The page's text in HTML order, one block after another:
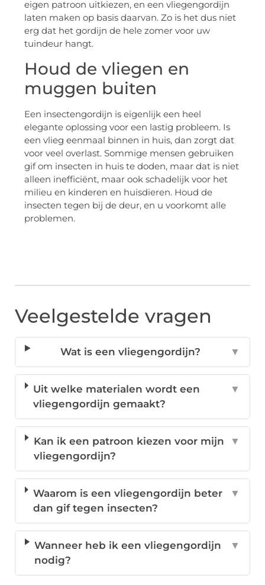
eigen patroon uitkiezen, en een vliegengordijn
laten maken op basis daarvan. Zo is het dus niet
erg dat het gordijn de hele zomer voor uw
tuindeur hangt.
Houd de vliegen en
muggen buiten
Een insectengordijn is eigenlijk een heel
elegante oplossing voor een lastig probleem. Is
een vlieg eenmaal binnen in huis, dan zorgt dat
voor veel overlast. Sommige mensen gebruiken
gif om insecten in huis te doden, maar dat is niet
alleen inefficiënt, maar ook schadelijk voor het
milieu en kinderen en huisdieren. Houd de
insecten tegen bij de deur, en u voorkomt alle
problemen.
Veelgestelde vragen
Wat is een vliegengordijn? ▼
Uit welke materialen wordt een
vliegengordijn gemaakt?
▼
Kan ik een patroon kiezen voor mijn
vliegengordijn?
▼
Waarom is een vliegengordijn beter
dan gif tegen insecten?
▼
Wanneer heb ik een vliegengordijn
nodig?
▼